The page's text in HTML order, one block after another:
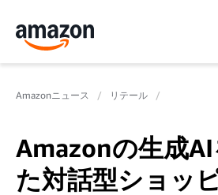
Amazonニュース リテール
Amazonの生成
た対話型ショッ